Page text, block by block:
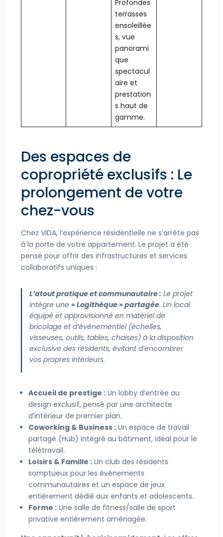
Profondes
terrasses
ensoleillée
s, vue
panorami
que
spectacul
aire et
prestation
s haut de
gamme.
Des espaces de
copropriété exclusifs : Le
prolongement de votre
chez-vous
Chez VIDA, l’expérience résidentielle ne s’arrête pas
à la porte de votre appartement. Le projet a été
pensé pour offrir des infrastructures et services
collaboratifs uniques :
L’atout pratique et communautaire : Le projet
intègre une « Logithèque » partagée. Un local
équipé et approvisionné en matériel de
bricolage et d’événementiel (échelles,
visseuses, outils, tables, chaises) à la disposition
exclusive des résidents, évitant d’encombrer
vos propres intérieurs.
Accueil de prestige : Un lobby d’entrée au
design exclusif, pensé par une architecte
d’intérieur de premier plan.
Coworking & Business : Un espace de travail
partagé (Hub) intégré au bâtiment, idéal pour le
télétravail.
Loisirs & Famille : Un club des résidents
somptueux pour les événements
communautaires et un espace de jeux
entièrement dédié aux enfants et adolescents.
Forme : Une salle de fitness/salle de sport
privative entièrement aménagée.